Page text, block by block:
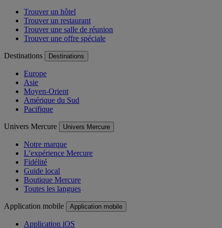
Trouver un hôtel
Trouver un restaurant
Trouver une salle de réunion
Trouver une offre spéciale
Destinations Destinations
Europe
Asie
Moyen-Orient
Amérique du Sud
Pacifique
Univers Mercure Univers Mercure
Notre marque
L’expérience Mercure
Fidélité
Guide local
Boutique Mercure
Toutes les langues
Application mobile Application mobile
Application iOS